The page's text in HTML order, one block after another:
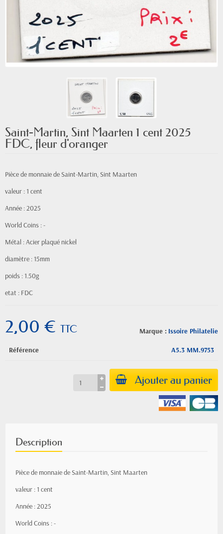
Saint-Martin, Sint Maarten 1 cent 2025
FDC, fleur d'oranger
Pièce de monnaie de Saint-Martin, Sint Maarten
valeur : 1 cent
Année : 2025
World Coins : -
Métal : Acier plaqué nickel
diamètre : 15mm
poids : 1.50g
etat : FDC
Marque : Issoire Philatelie
2,00 € TTC
Référence A5.3 MM.9753
Ajouter au panier
Description
Pièce de monnaie de Saint-Martin, Sint Maarten
valeur : 1 cent
Année : 2025
World Coins : -